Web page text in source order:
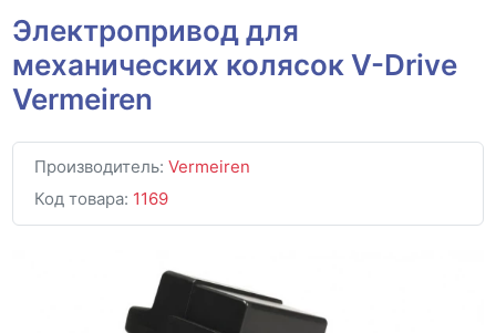
Электропривод для
механических колясок V-Drive
Vermeiren
Производитель: Vermeiren
Код товара: 1169